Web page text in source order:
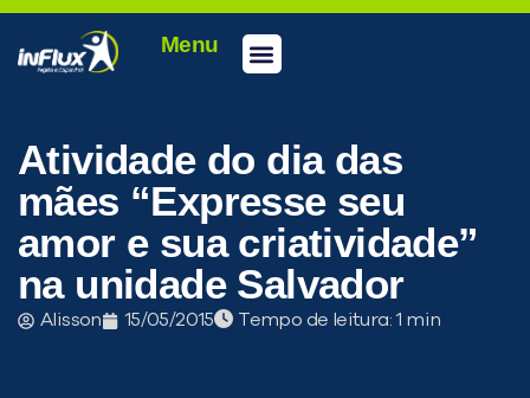
Menu
Atividade do dia das
mães “Expresse seu
amor e sua criatividade”
na unidade Salvador
Alisson 15/05/2015 Tempo de leitura: